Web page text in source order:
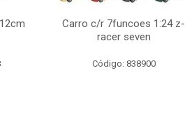
Carro c/r 7funcoes 1:24 z-
racer seven
Código: 838900